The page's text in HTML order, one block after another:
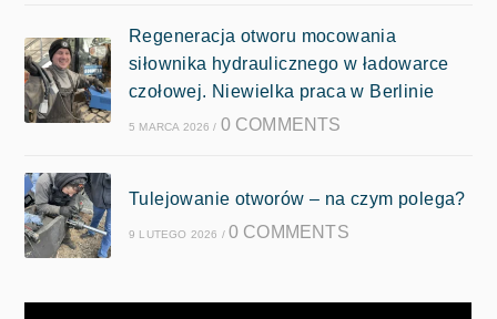
Regeneracja otworu mocowania
siłownika hydraulicznego w ładowarce
czołowej. Niewielka praca w Berlinie
5 MARCA 2026 / 0 COMMENTS
Tulejowanie otworów – na czym polega?
9 LUTEGO 2026 / 0 COMMENTS